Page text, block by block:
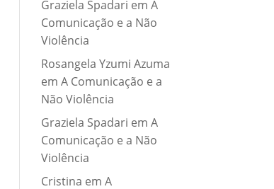
Graziela Spadari emA
Comunicação e a Não
Violência
Rosangela Yzumi Azuma
emA Comunicação e a
Não Violência
Graziela Spadari emA
Comunicação e a Não
Violência
Cristina emA